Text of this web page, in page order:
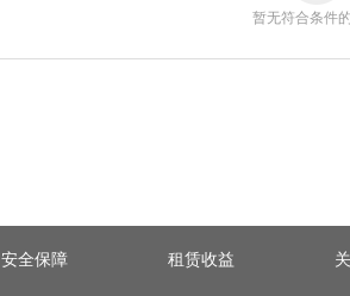
暂无符合条件
安全保障 租赁收益